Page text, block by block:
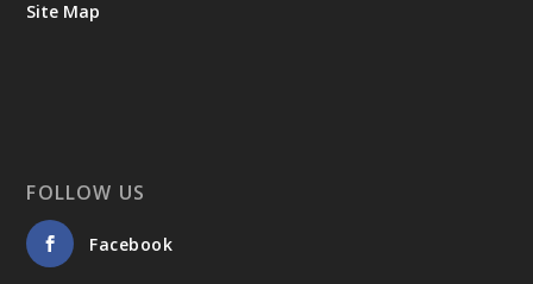
Site Map
FOLLOW US
Facebook